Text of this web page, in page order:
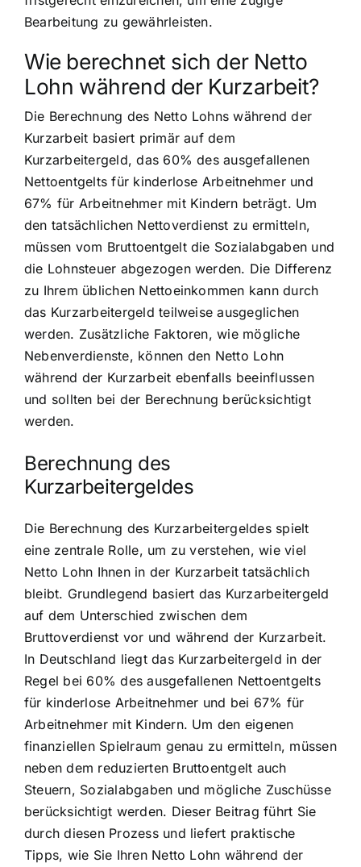
Bearbeitung zu gewährleisten.
Wie berechnet sich der Netto
Lohn während der Kurzarbeit?
Die Berechnung des Netto Lohns während der
Kurzarbeit basiert primär auf dem
Kurzarbeitergeld, das 60% des ausgefallenen
Nettoentgelts für kinderlose Arbeitnehmer und
67% für Arbeitnehmer mit Kindern beträgt. Um
den tatsächlichen Nettoverdienst zu ermitteln,
müssen vom Bruttoentgelt die Sozialabgaben und
die Lohnsteuer abgezogen werden. Die Differenz
zu Ihrem üblichen Nettoeinkommen kann durch
das Kurzarbeitergeld teilweise ausgeglichen
werden. Zusätzliche Faktoren, wie mögliche
Nebenverdienste, können den Netto Lohn
während der Kurzarbeit ebenfalls beeinflussen
und sollten bei der Berechnung berücksichtigt
werden.
Berechnung des
Kurzarbeitergeldes
Die Berechnung des Kurzarbeitergeldes spielt
eine zentrale Rolle, um zu verstehen, wie viel
Netto Lohn Ihnen in der Kurzarbeit tatsächlich
bleibt. Grundlegend basiert das Kurzarbeitergeld
auf dem Unterschied zwischen dem
Bruttoverdienst vor und während der Kurzarbeit.
In Deutschland liegt das Kurzarbeitergeld in der
Regel bei 60% des ausgefallenen Nettoentgelts
für kinderlose Arbeitnehmer und bei 67% für
Arbeitnehmer mit Kindern. Um den eigenen
finanziellen Spielraum genau zu ermitteln, müssen
neben dem reduzierten Bruttoentgelt auch
Steuern, Sozialabgaben und mögliche Zuschüsse
berücksichtigt werden. Dieser Beitrag führt Sie
durch diesen Prozess und liefert praktische
Tipps, wie Sie Ihren Netto Lohn während der